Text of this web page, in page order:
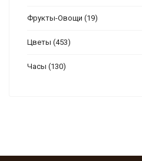
Фрукты-Овощи (19)
Цветы (453)
Часы (130)